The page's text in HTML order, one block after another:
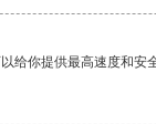
给你提供最高速度和安